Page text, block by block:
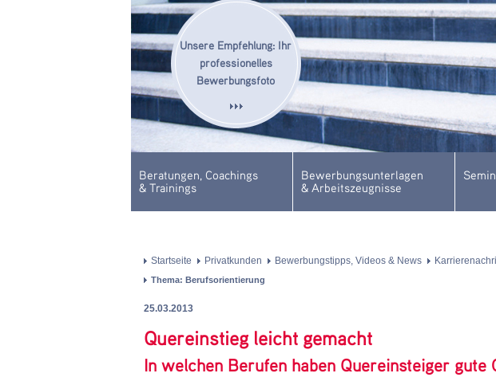
Beratungen, Coachings
& Trainings
Bewerbungsunterlagen
& Arbeitszeugnisse
Startseite Privatkunden Bewerbungstipps, Videos & News
Thema: Berufsorientierung
25.03.2013
Quereinstieg leicht gemacht
In welchen Berufen haben Quereinsteiger gute
Unsere Empfehlung: Ihr
professionelles
Bewerbungsfoto